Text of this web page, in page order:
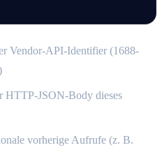
Vendor-API-Identifier (1688-
HTTP-JSON-Body dieses
vorherige Aufrufe (z. B.